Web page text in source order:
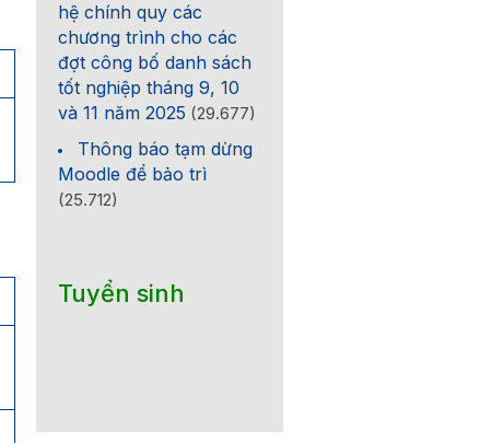
hệ chính quy các
chương trình cho các
đợt công bố danh sách
tốt nghiệp tháng 9, 10
và 11 năm 2025 (29.677)
Thông báo tạm dừng
Moodle để bảo trì
(25.712)
Tuyển sinh